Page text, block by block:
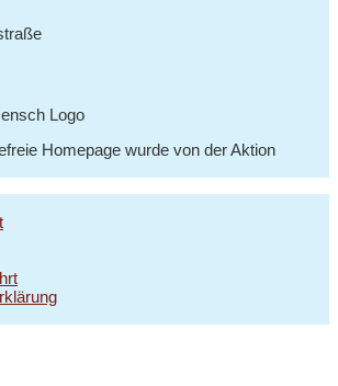
Homepage wurde von der Aktion